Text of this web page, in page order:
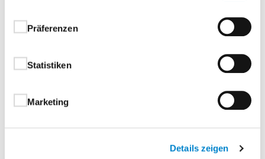
Präferenzen
Statistiken
Marketing
Details zeigen
gefräst wird – für eine moderne Optik mit Tiefe und
, Echtlack, Echtholz oder HPL –
bei Nero stehen Ihnen vielfältige
Oberflächenoptionen zur Verfügung, die sich
Die Serie ist in zahlreichen Designs erhältlich und